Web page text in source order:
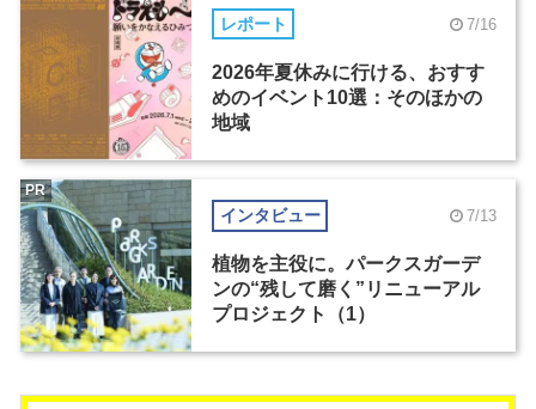
レポート 7/16
2026年夏休みに行ける、おすす
めのイベント10選：そのほかの
地域
インタビュー 7/13
植物を主役に。パークスガーデ
ンの“残して磨く”リニューアル
プロジェクト（1）
PR